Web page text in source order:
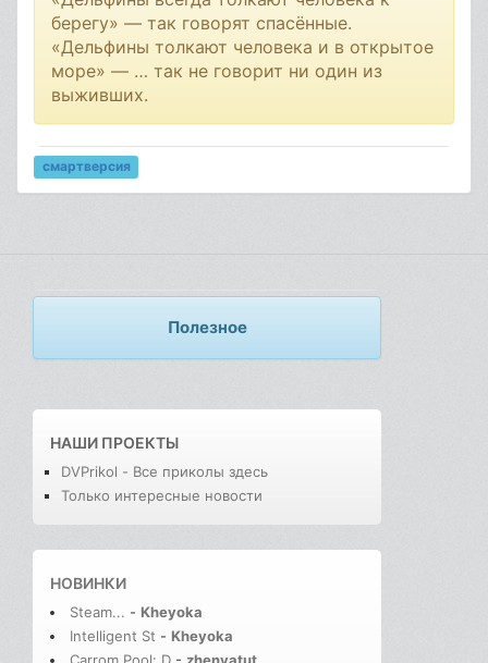
берегу» — так говорят спасённые.
«Дельфины толкают человека и в открытое
море» — … так не говорит ни один из
выживших.
смартверсия
Полезное
НАШИ ПРОЕКТЫ
DVPrikol - Все приколы здесь
Только интересные новости
НОВИНКИ
Steam... - Kheyoka
Intelligent St - Kheyoka